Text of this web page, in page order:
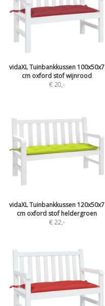
vidaXL Tuinbankkussen 100x50x7
cm oxford stof wijnrood
€ 20,-
vidaXL Tuinbankkussen 120x50x7
cm oxford stof heldergroen
€ 22,-